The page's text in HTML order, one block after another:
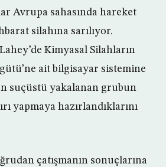
Avrupa sahasında hareket
silahına sarılıyor.
Kimyasal Silahların
ait bilgisayar sistemine
suçüstü yakalanan grubun
yapmaya hazırlandıklarını
çatışmanın sonuçlarına